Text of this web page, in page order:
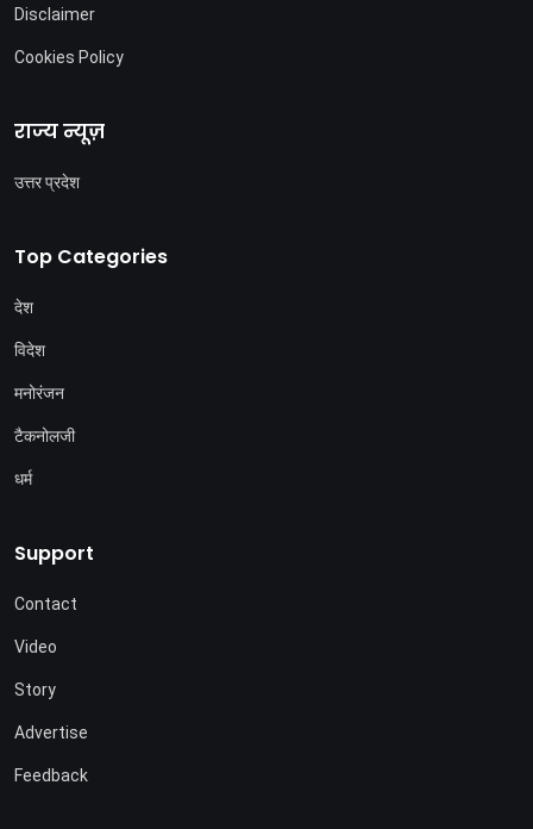
Disclaimer
Cookies Policy
राज्य न्यूज़
उत्तर प्रदेश
Top Categories
देश
विदेश
मनोरंजन
टैकनोलजी
धर्म
Support
Contact
Video
Story
Advertise
Feedback